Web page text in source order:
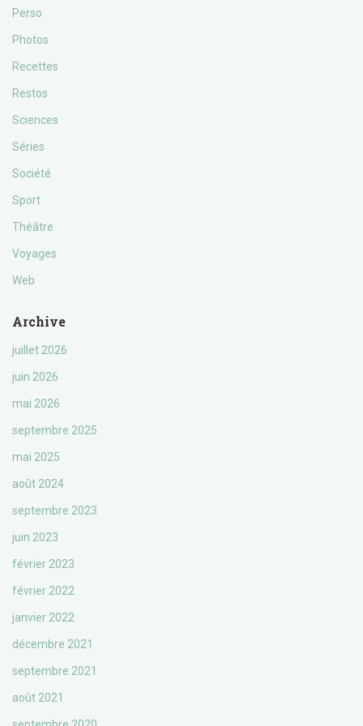
Perso
Photos
Recettes
Restos
Sciences
Séries
Société
Sport
Théâtre
Voyages
Web
Archive
juillet 2026
juin 2026
mai 2026
septembre 2025
mai 2025
août 2024
septembre 2023
juin 2023
février 2023
février 2022
janvier 2022
décembre 2021
septembre 2021
août 2021